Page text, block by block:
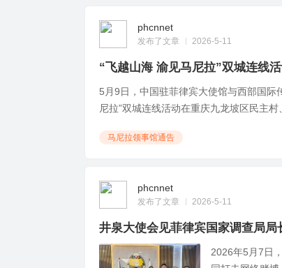
phcnnet
发布了文章 2026-5-11
“飞越山海 渝见马尼拉”双城连线
5月9日，中国驻菲律宾大使馆与西部国际
尼拉”双城连线活动在重庆九龙坡区民主
马尼拉领事馆通告
phcnnet
发布了文章 2026-5-11
井泉大使会见菲律宾国家调查局局
2026年5月7日